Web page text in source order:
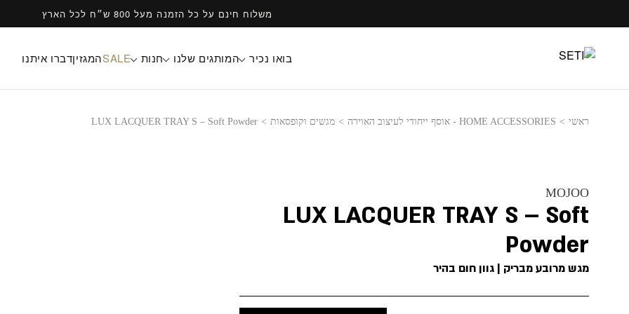
content
משלוח חינם על כל הזמנה מעל 800 ש״ח לכל הארץ
בואו נכיר המותגים שלנו חנות SALEהמגזיןדברו איתנו
ראשי > HOME ACCESSORIES - אוסף ייחודי לעיצוב האוירה > מגשים וקופסאות >
LUX LACQUER TRAY S – Soft Powder
MOJOO
LUX LACQUER TRAY S – Soft
Powder
מגש מרובע מבריק | גוון חום בהיר